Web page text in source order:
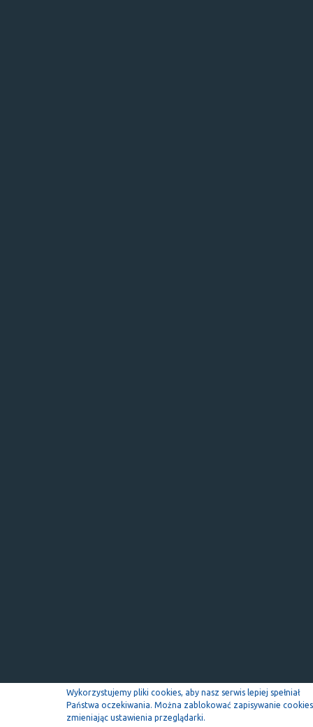
Wykorzystujemy pliki cookies, aby nasz serwis lepiej spełniał
Państwa oczekiwania. Można zablokować zapisywanie
zmieniając ustawienia przeglądarki.